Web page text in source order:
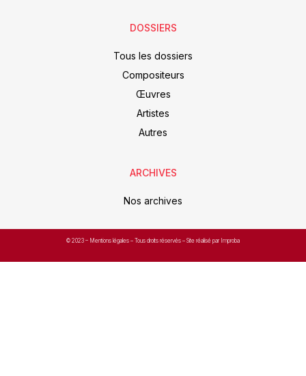
DOSSIERS
Tous les dossiers
Compositeurs
Œuvres
Artistes
Autres
ARCHIVES
Nos archives
© 2023 – Mentions légales – Tous droits réservés – Site réalisé par Improba